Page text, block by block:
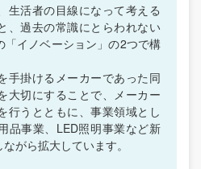
生活者の目線になって考える
、過去の常識にとらわれない
「イノベーション」の2つで構
手掛けるメーカーであった同
大切にすることで、メーカー
行うとともに、事業領域とし
品事業、LED照明事業など新
がら拡大しています。